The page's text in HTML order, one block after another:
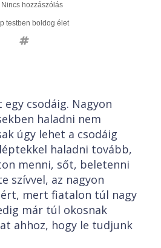
Nincs hozzászólás
testben boldog élet
egy csodáig. Nagyon
haladni nem
úgy lehet a csodáig
haladni tovább,
menni, sőt, beletenni
szívvel, az nagyon
mert fiatalon túl nagy
már túl okosnak
ahhoz, hogy le tudjunk